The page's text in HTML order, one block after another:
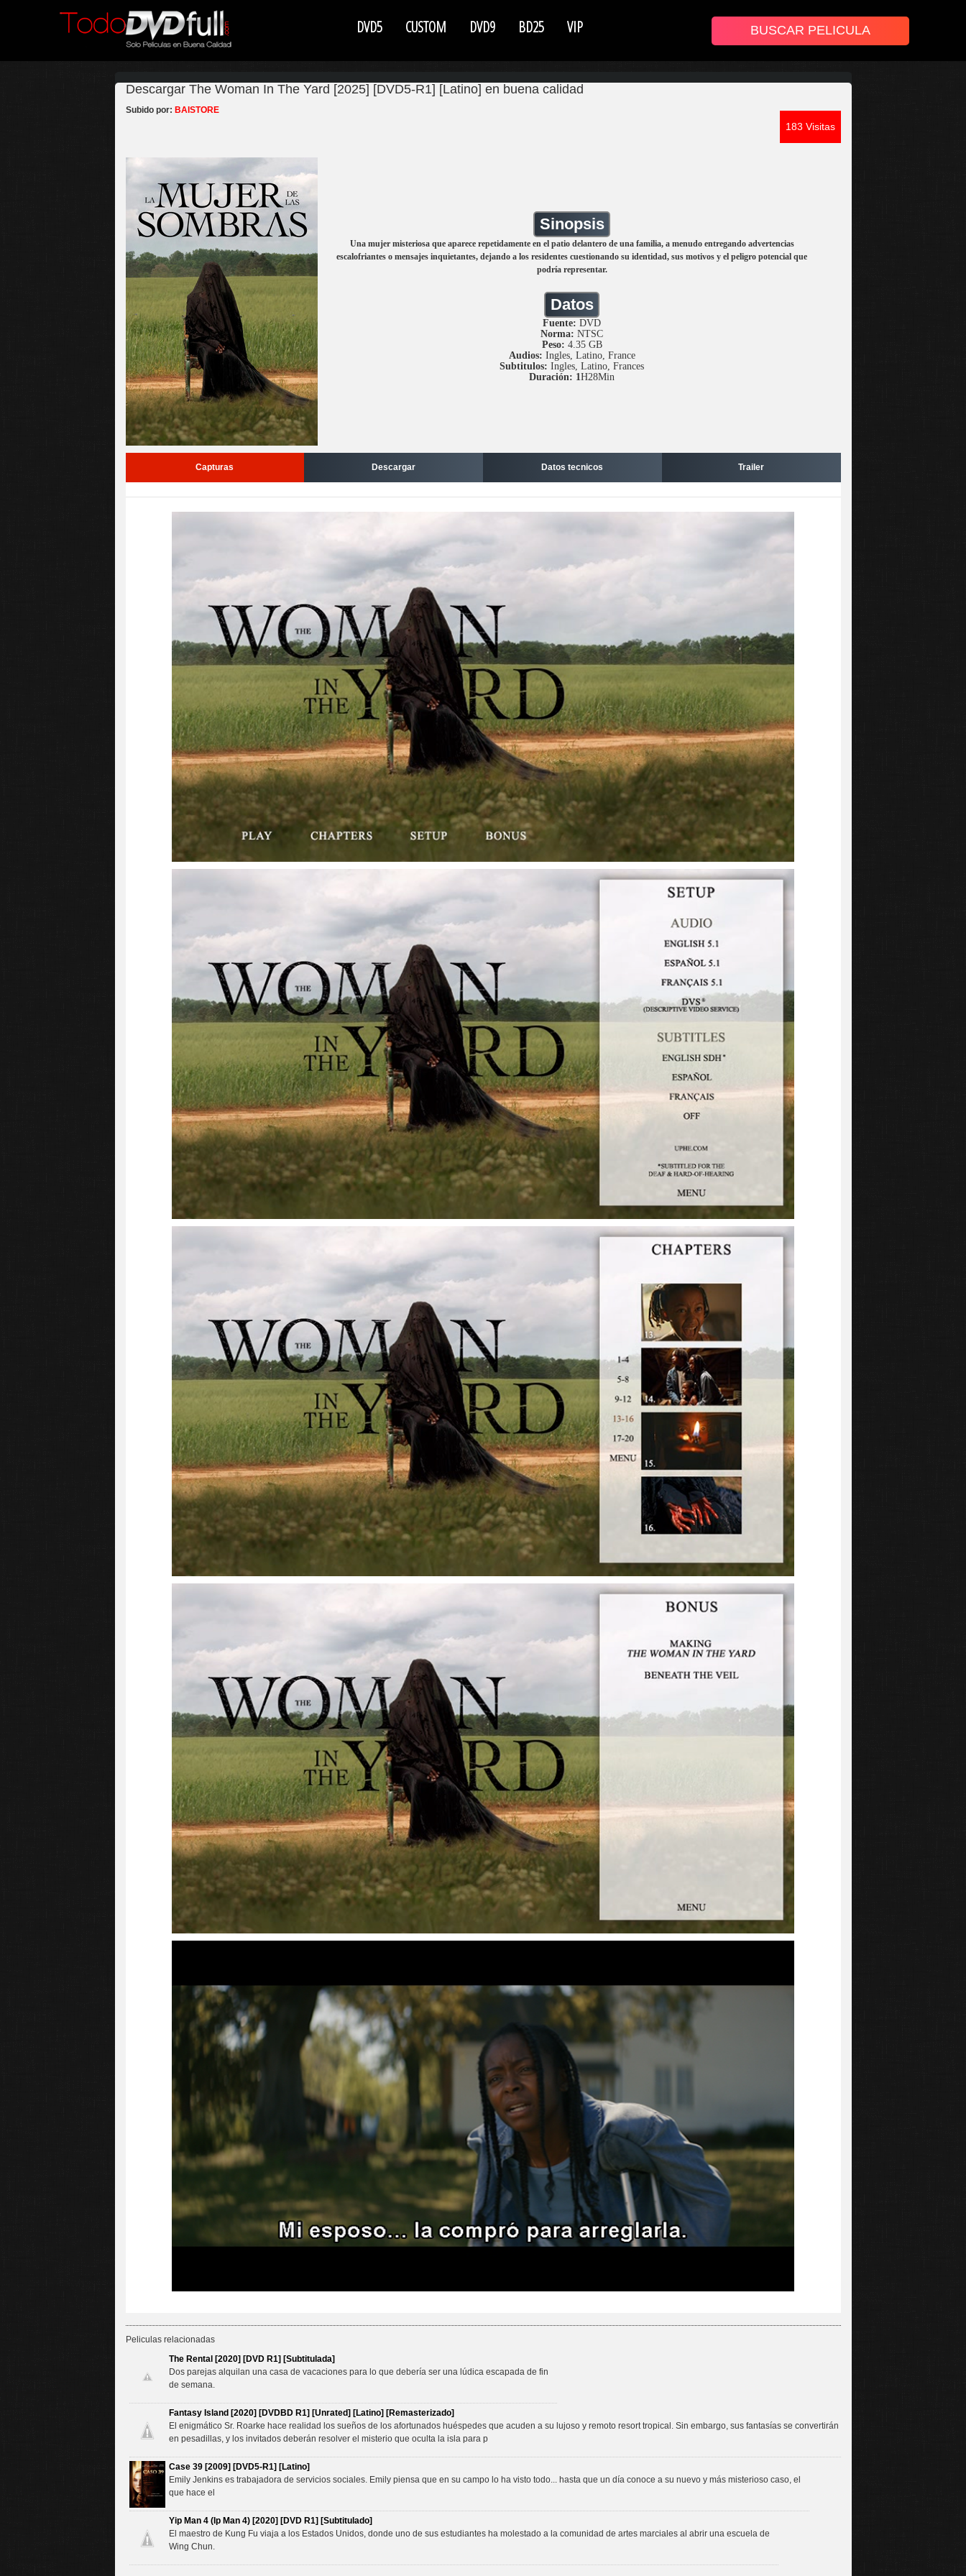
DVD5 CUSTOM DVD9 BD25 VIP
Descargar The Woman In The Yard [2025] [DVD5-R1] [Latino] en buena calidad
183 Visitas
Subido por: BAISTORE
Sinopsis
Una mujer misteriosa que aparece repetidamente en el patio delantero de una familia, a menudo entregando advertencias
escalofriantes o mensajes inquietantes, dejando a los residentes cuestionando su identidad, sus motivos y el peligro potencial que
podría representar.
Datos
Fuente: DVD
Norma: NTSC
Peso: 4.35 GB
Audios: Ingles, Latino, France
Subtitulos: Ingles, Latino, Frances
Duración: 1H28Min
Capturas Descargar Datos tecnicos Trailer
Peliculas relacionadas
The Rental [2020] [DVD R1] [Subtitulada]
Dos parejas alquilan una casa de vacaciones para lo que debería ser una lúdica escapada de fin
de semana.
Fantasy Island [2020] [DVDBD R1] [Unrated] [Latino] [Remasterizado]
El enigmático Sr. Roarke hace realidad los sueños de los afortunados huéspedes que acuden a su lujoso y remoto resort tropical. Sin embargo, sus fantasías se convertirán
en pesadillas, y los invitados deberán resolver el misterio que oculta la isla para p
Case 39 [2009] [DVD5-R1] [Latino]
Emily Jenkins es trabajadora de servicios sociales. Emily piensa que en su campo lo ha visto todo... hasta que un día conoce a su nuevo y más misterioso caso, el
que hace el
Yip Man 4 (Ip Man 4) [2020] [DVD R1] [Subtitulado]
El maestro de Kung Fu viaja a los Estados Unidos, donde uno de sus estudiantes ha molestado a la comunidad de artes marciales al abrir una escuela de
Wing Chun.